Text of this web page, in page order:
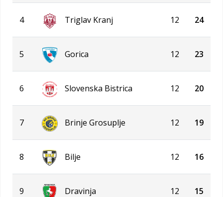
4 Triglav Kranj 12 24
5 Gorica 12 23
6 Slovenska Bistrica 12 20
7 Brinje Grosuplje 12 19
8 Bilje 12 16
9 Dravinja 12 15